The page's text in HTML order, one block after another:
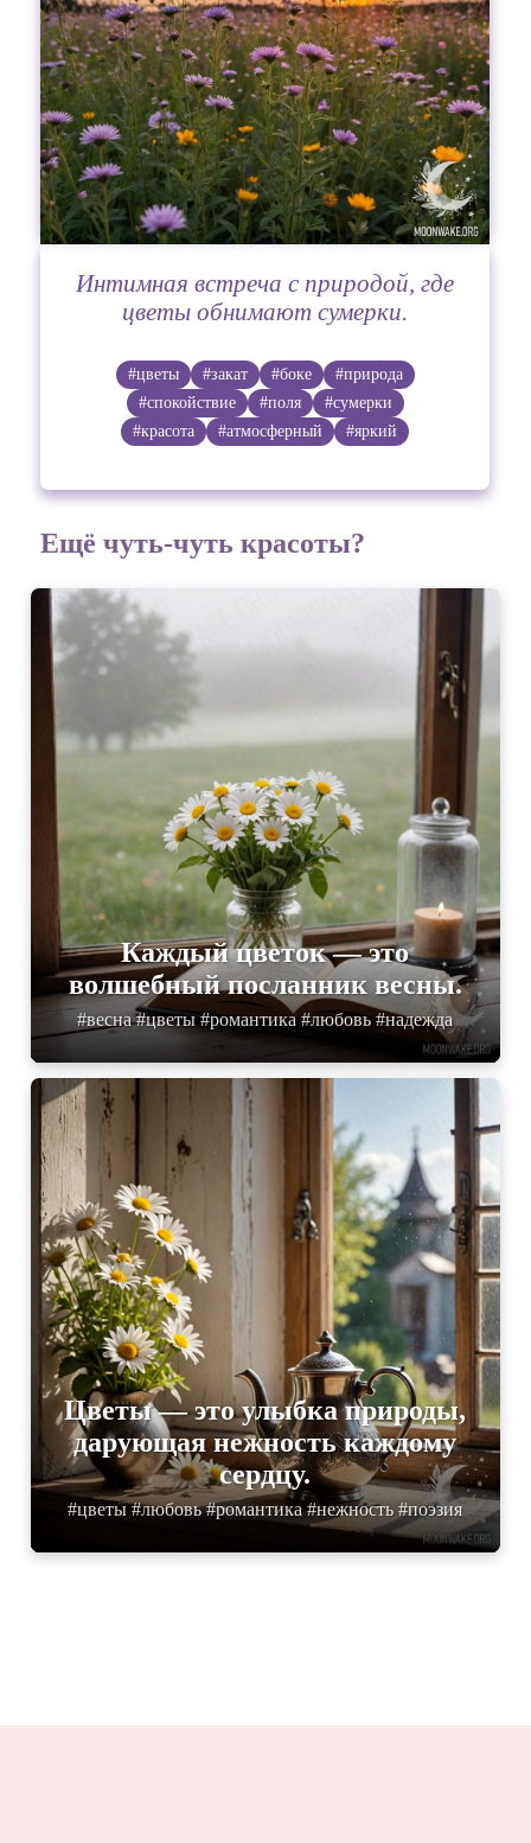
Интимная встреча с природой, где
цветы обнимают сумерки.
#цветы #закат #боке
#природа
#спокойствие
#поля
#сумерки
#красота
#атмосферный #яркий
Ещё чуть-чуть красоты?
Каждый цветок — это
волшебный посланник весны.
#весна #цветы #романтика #любовь #надежда
Цветы — это улыбка природы,
дарующая нежность каждому
сердцу.
#цветы #любовь #романтика #нежность #поэзия